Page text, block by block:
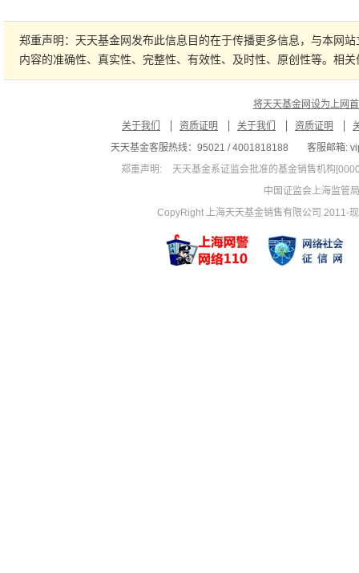
郑重声明：天天基金网发布此信息目的在于传播更多信息，与本网
内容的准确性、真实性、完整性、有效性、及时性、原创性等。相
将天天基金网设为上网
关于我们
资质证明 关于我们 资质证明
天天基金客服热线：95021 / 4001818188
客服邮箱:
郑重声明:
天天基金系证监会批准的基金销售机构
中国证监会上海监管
CopyRight 上海天天基金销售有限公司 2011-